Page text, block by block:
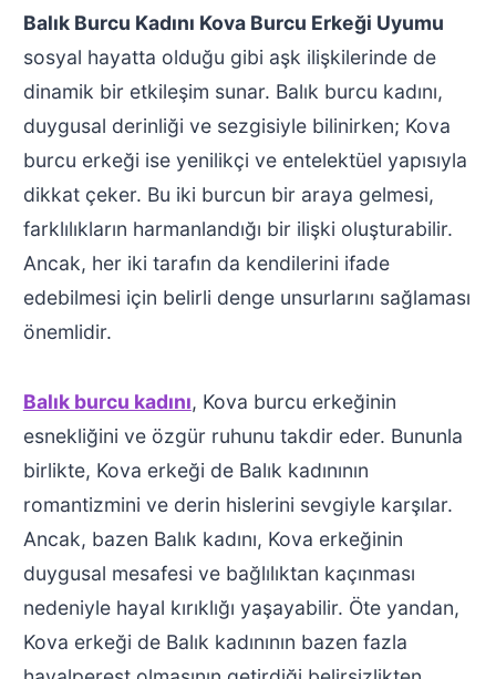
Balık Burcu Kadını Kova Burcu Erkeği Uyumu
sosyal hayatta olduğu gibi aşk ilişkilerinde de
dinamik bir etkileşim sunar. Balık burcu kadını,
duygusal derinliği ve sezgisiyle bilinirken; Kova
burcu erkeği ise yenilikçi ve entelektüel yapısıyla
dikkat çeker. Bu iki burcun bir araya gelmesi,
farklılıkların harmanlandığı bir ilişki oluşturabilir.
Ancak, her iki tarafın da kendilerini ifade
edebilmesi için belirli denge unsurlarını sağlaması
önemlidir.
Balık burcu kadını, Kova burcu erkeğinin
esnekliğini ve özgür ruhunu takdir eder. Bununla
birlikte, Kova erkeği de Balık kadınının
romantizmini ve derin hislerini sevgiyle karşılar.
Ancak, bazen Balık kadını, Kova erkeğinin
duygusal mesafesi ve bağlılıktan kaçınması
nedeniyle hayal kırıklığı yaşayabilir. Öte yandan,
Kova erkeği de Balık kadınının bazen fazla